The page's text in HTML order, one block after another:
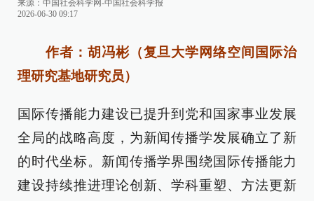
来源： 中国社会科学网-中国社会科学报
2026-06-30 09:17
作者：胡冯彬（复旦大学网络空间国际治
理研究基地研究员）
国际传播能力建设已提升到党和国家事业发展
全局的战略高度，为新闻传播学发展确立了新
的时代坐标。新闻传播学界围绕国际传播能力
建设持续推进理论创新、学科重塑、方法更新